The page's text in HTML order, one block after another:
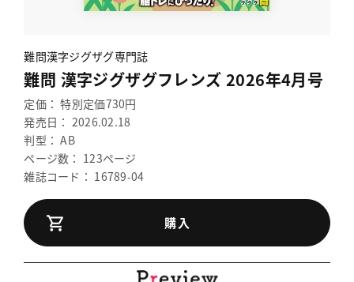
難問漢字ジグザグ専門誌
難問 漢字ジグザグフレンズ 2026年4月号
定価： 特別定価730円
発売日： 2026.02.18
判型： AB
ページ数： 123ページ
雑誌コード： 16789-04
購入